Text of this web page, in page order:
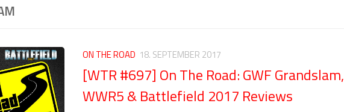
ON THE ROAD 18. SEPTEMBER 2017
[WTR #697] On The Road: GWF Grandslam,
WWR5 & Battlefield 2017 Reviews